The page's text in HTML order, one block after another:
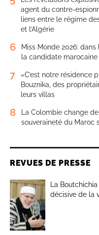
agent du contre-
liens entre le régime
et l’Algérie
6
Miss Monde 2026:
la candidate
7
«C’est notre résidence
Bouznika, des
leurs villas
8
La Colombie change
souveraineté du Maroc
REVUES DE PRESSE
La
décisive de la